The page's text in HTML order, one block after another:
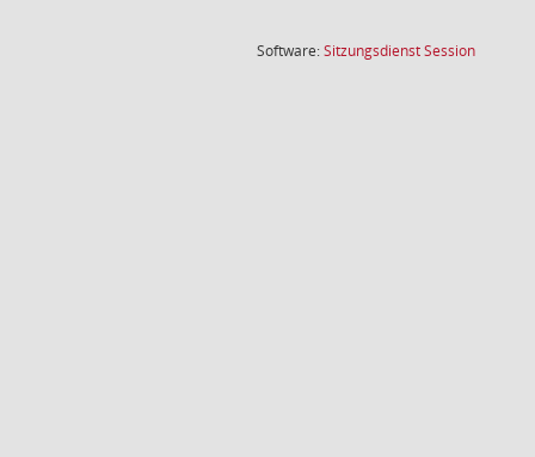
Software:SitzungsdienstSession(Wird in